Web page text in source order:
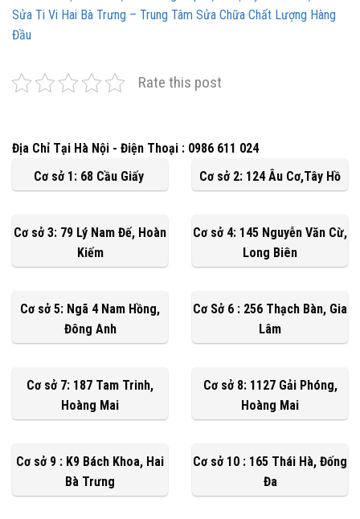
Sửa Ti Vi Hai Bà Trưng – Trung Tâm Sửa Chữa Chất Lượng Hàng
Đầu
Rate this post
Địa Chỉ Tại Hà Nội - Điện Thoại : 0986 611 024
Cơ sở 1: 68 Cầu Giấy
Cơ sở 2: 124 Âu Cơ,Tây Hồ
Cơ sở 3: 79 Lý Nam Đế, Hoàn
Kiếm
Cơ sở 4: 145 Nguyễn Văn Cừ,
Long Biên
Cơ sở 5: Ngã 4 Nam Hồng,
Đông Anh
Cơ Sở 6 : 256 Thạch Bàn, Gia
Lâm
Cơ sở 7: 187 Tam Trinh,
Hoàng Mai
Cơ sở 8: 1127 Gải Phóng,
Hoàng Mai
Cơ sở 9 : K9 Bách Khoa, Hai
Bà Trưng
Cơ sở 10 : 165 Thái Hà, Đống
Đa